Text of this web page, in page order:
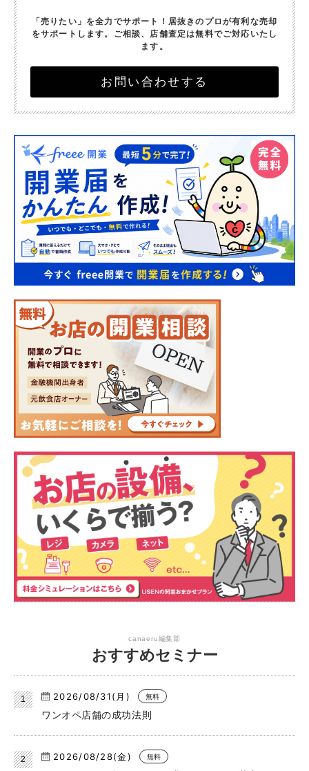
「売りたい」を全力でサポート！ 居抜きのプロが有利な売却
をサポートします。 ご相談、店舗査定は無料でご対応いたし
ます。
お問い合わせする
canaeru編集部
おすすめセミナー
2026/08/31(月) 無料
ワンオペ店舗の成功法則
2026/08/28(金) 無料